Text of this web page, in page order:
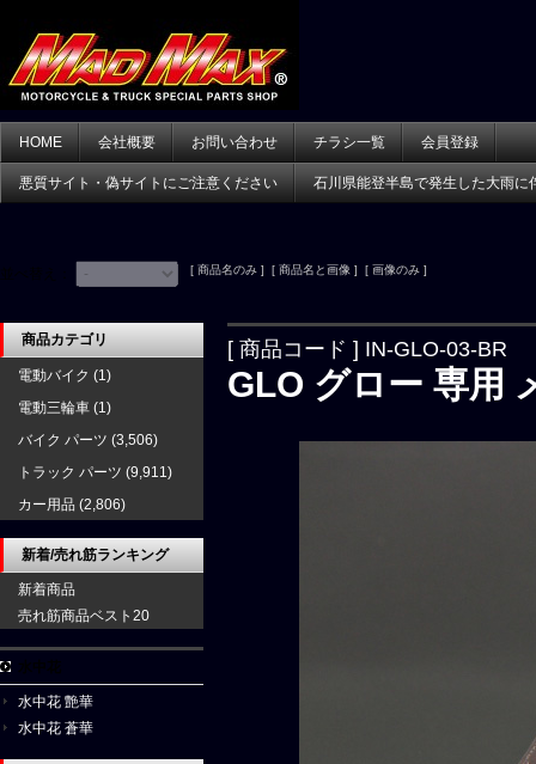
HOME 会社概要 お問い合わせ チラシ一覧 会員登録
悪質サイト・偽サイトにご注意ください 石川県能登半島で発生した大雨に
[ 商品名のみ ] [ 商品名と画像 ] [ 画像のみ ]
[ 商品コード ] IN-GLO-03-BR
GLO グロー 専用
商品カテゴリ
電動バイク (1)
電動三輪車 (1)
バイク パーツ (3,506)
トラック パーツ (9,911)
カー用品 (2,806)
新着/売れ筋ランキング
新着商品
売れ筋商品ベスト20
水中花 艶華
水中花 蒼華